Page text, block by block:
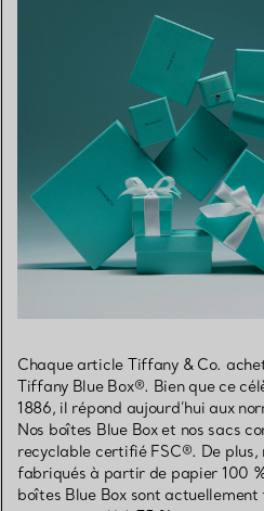
Chaque article Tiffany & Co.
Tiffany Blue Box®. Bien que ce
1886, il répond aujourd’hui aux
Nos boîtes Blue Box et nos sacs
recyclable certifié FSC®. De plus,
fabriqués à partir de papier 100
boîtes Blue Box sont